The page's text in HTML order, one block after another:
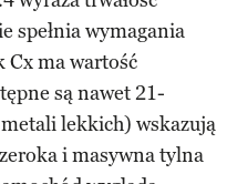
spełnia wymagania
Cx ma wartość
są nawet 21-
metali lekkich) wskazują
i masywna tylna